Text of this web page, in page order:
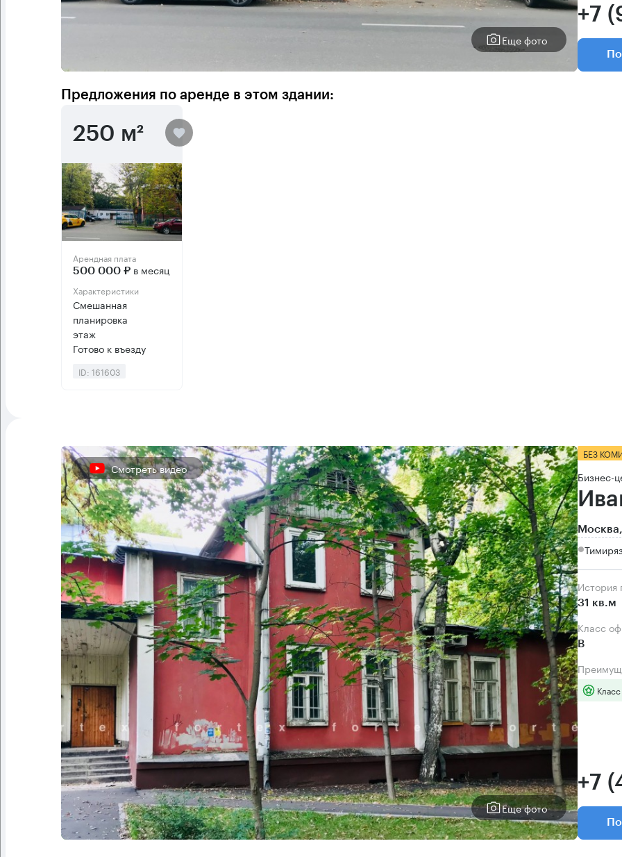
Еще фото
+7
Предложения по аренде в этом здании:
250 м²
Арендная плата
500 000 ₽ в месяц
Характеристики
Смешанная
планировка
этаж
Готово к въезду
ID: 161603
Смотреть видео
Еще фото
БЕЗ
Бизнес-
31 кв.м
Класс
B
+7